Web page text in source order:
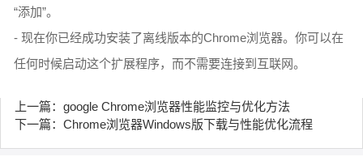
“添加”。
- 现在你已经成功安装了离线版本的Chrome浏览器。你可以在
任何时候启动这个扩展程序，而不需要连接到互联网。
上一篇：google Chrome浏览器性能监控与优化方法
下一篇：Chrome浏览器Windows版下载与性能优化流程